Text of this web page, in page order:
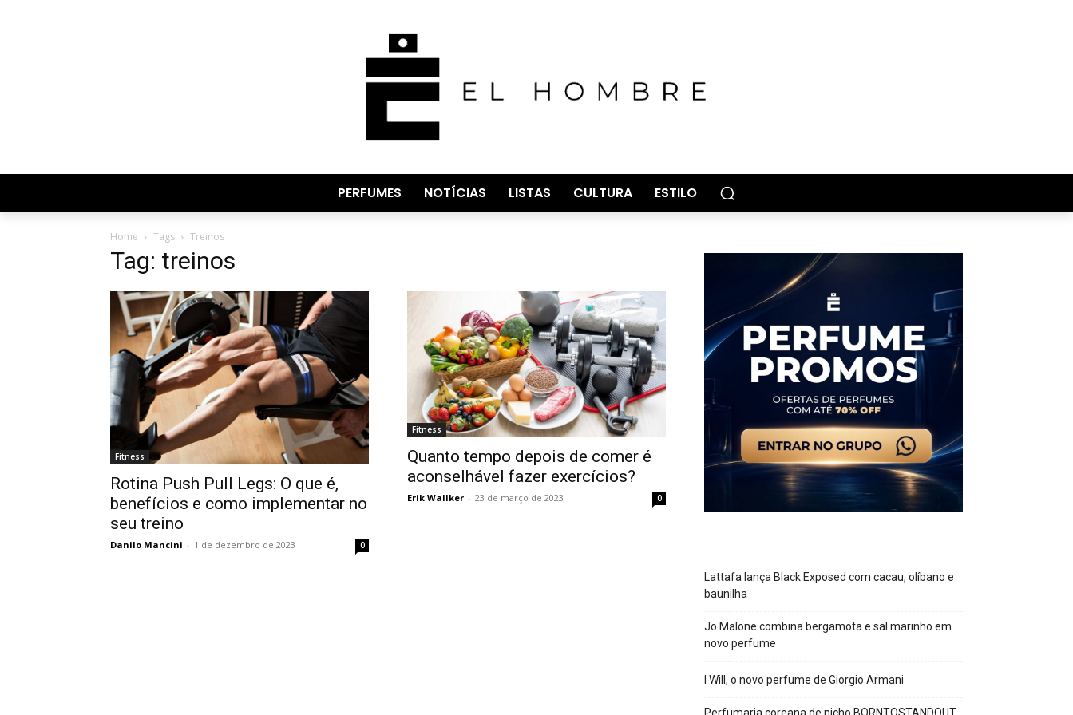
PERFUMES NOTÍCIAS LISTAS CULTURA ESTILO
Home Tags Treinos
Tag: treinos
Fitness
Rotina Push Pull Legs: O que é,
benefícios e como implementar no
seu treino
Danilo Mancini - 1 de dezembro de 2023 0
Fitness
Quanto tempo depois de comer é
aconselhável fazer exercícios?
Erik Wallker - 23 de março de 2023 0
Lattafa lança Black Exposed com cacau, olíbano e
baunilha
Jo Malone combina bergamota e sal marinho em
novo perfume
I Will, o novo perfume de Giorgio Armani
Perfumaria coreana de nicho BORNTOSTANDOUT